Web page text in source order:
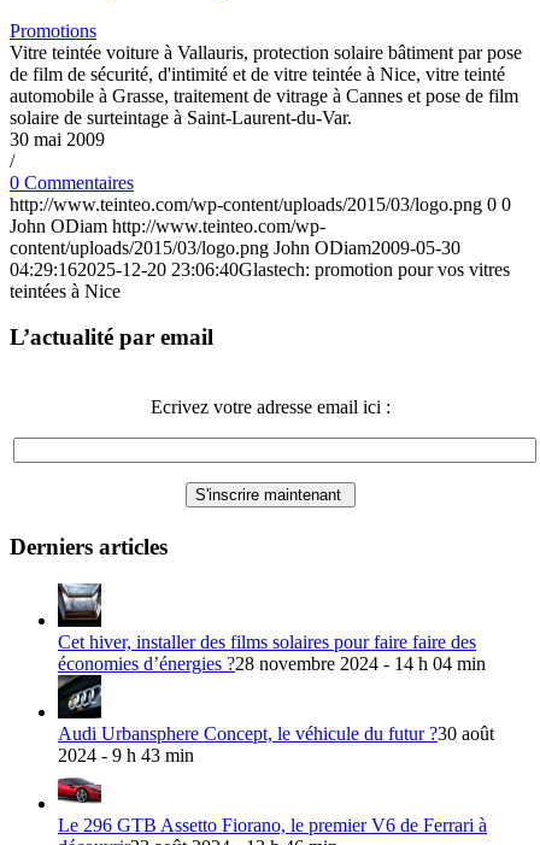
Promotions
Vitre teintée voiture à Vallauris, protection solaire bâtiment par pose
de film de sécurité, d'intimité et de vitre teintée à Nice, vitre teinté
automobile à Grasse, traitement de vitrage à Cannes et pose de film
solaire de surteintage à Saint-Laurent-du-Var.
30 mai 2009
/
0 Commentaires
http://www.teinteo.com/wp-content/uploads/2015/03/logo.png 0 0
John ODiam http://www.teinteo.com/wp-
content/uploads/2015/03/logo.png John ODiam2009-05-30
04:29:162025-12-20 23:06:40Glastech: promotion pour vos vitres
teintées à Nice
L’actualité par email
Ecrivez votre adresse email ici :
Derniers articles
Cet hiver, installer des films solaires pour faire faire des
économies d’énergies ?28 novembre 2024 - 14 h 04 min
Audi Urbansphere Concept, le véhicule du futur ?30 août
2024 - 9 h 43 min
Le 296 GTB Assetto Fiorano, le premier V6 de Ferrari à